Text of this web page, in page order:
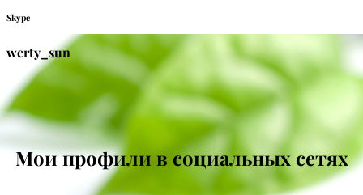
Skype
werty_sun
Мои профили в социальных сетях